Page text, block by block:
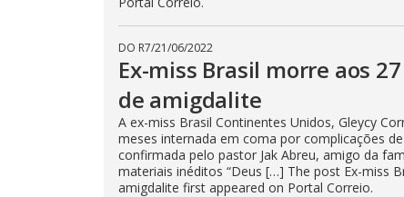
DO R7/21/06/2022
Ex-miss Brasil morre aos
de amigdalite
A ex-miss Brasil Continentes Unidos, Gleycy
meses internada em coma por complicações
confirmada pelo pastor Jak Abreu, amigo da
materiais inéditos “Deus […] The post Ex-miss
amigdalite first appeared on Portal Correio.